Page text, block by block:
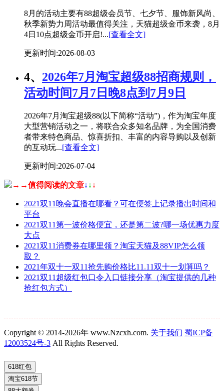
8月的活动主要有88超级会员节、七夕节、服饰新风尚、
秋季新势力周活动最值得关注，天猫超级金币来袭，8月
4日10点超级金币开启!...[查看全文]
更新时间:2026-08-03
4、 2026年7月淘宝超级88招商规则，
活动时间7月7日晚8点到7月9日
2026年7月淘宝超级88(以下简称“活动”)，作为淘宝年度
大型营销活动之一，将联合众多知名品牌，为全国消费
者带来特色商品、惊喜折扣、丰富的内容导购以及创新
的互动玩...[查看全文]
更新时间:2026-07-04
→→值得阅读的文章↓ ↓ ↓
2021双11晚会直播在哪看？可在便签上记录播出时间和
平台
2021双11第一波价格便宜，还是第二波?哪一场优惠力度
大点
2021双11消费券在哪里领？淘宝天猫及88VIP怎么领
取？
2021年双十一双11抢先购价格比11.11双十一划算吗？
2021双11超级红包口令入口链接分享（淘宝提供的几种
抢红包方式）
Copyright © 2014-2026年 www.Nzcxh.com. 关于我们 蜀ICP备
12003524号-3 All Rights Reserved.